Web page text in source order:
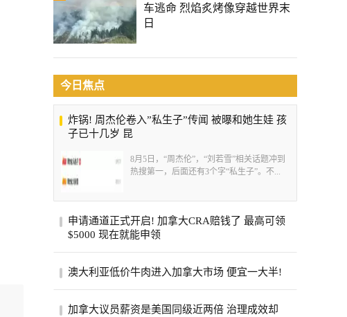
车逃命 烈焰炙烤像穿越世界末
日
今日焦点
炸锅! 周杰伦卷入”私生子”传闻 被曝和她生娃 孩
子已十几岁 昆
8月5日，“周杰伦”，“刘若雪”相关话题冲到
热搜第一，后面还有3个字“私生子”。不...
申请通道正式开启! 加拿大CRA赔钱了 最高可领
$5000 现在就能申领
拖了6年的集体诉讼终于走到了赔钱这一
澳大利亚低价牛肉进入加拿大市场 便宜一大半!
产品每公斤价差超40加元。供应紧张、气候
加拿大议员薪资是美国同级近两倍 治理成效却